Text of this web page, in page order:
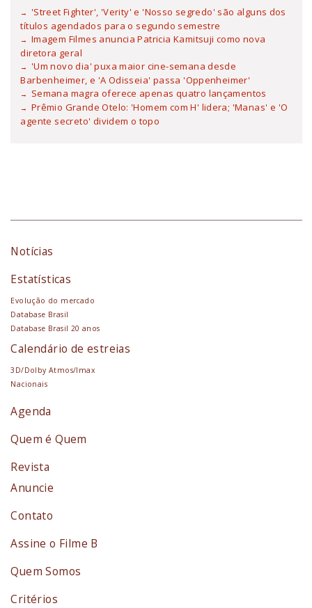
'Street Fighter', 'Verity' e 'Nosso segredo' são alguns dos
títulos agendados para o segundo semestre
Imagem Filmes anuncia Patricia Kamitsuji como nova
diretora geral
'Um novo dia' puxa maior cine-semana desde
Barbenheimer, e 'A Odisseia' passa 'Oppenheimer'
Semana magra oferece apenas quatro lançamentos
Prêmio Grande Otelo: 'Homem com H' lidera; 'Manas' e 'O
agente secreto' dividem o topo
Notícias
Estatísticas
Evolução do mercado
Database Brasil
Database Brasil 20 anos
Calendário de estreias
3D/Dolby Atmos/Imax
Nacionais
Agenda
Quem é Quem
Revista
Anuncie
Contato
Assine o Filme B
Quem Somos
Critérios